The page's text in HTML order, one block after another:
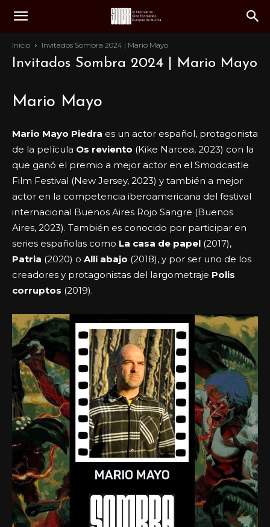
Inicio Invitados Sombra 2024 | Mario Mayo
Invitados Sombra 2024 | Mario Mayo
Mario Mayo
Mario Mayo Piedra es un actor español, protagonista
de la película Os reviento (Kike Narcea, 2023) con la
que ganó el premio a mejor actor en el Smodcastle
Film Festival​ (New Jersey, 2023) y también a mejor
actor en la competencia iberoamericana del festival
internacional Buenos Aires Rojo Sangre (Buenos
Aires, 2023). También es conocido por participar en
series españolas como La casa de papel (2017),
Patria (2020) o Allí abajo (2018), y por ser uno de los
creadores y protagonistas del largometraje Polis
corruptos (2019).